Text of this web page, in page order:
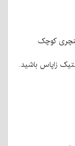
کوچک
زاپاس باشید.